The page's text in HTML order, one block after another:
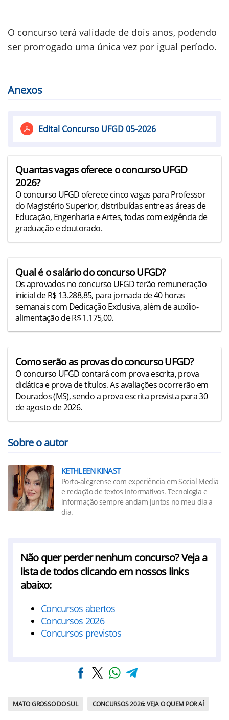
O concurso terá validade de dois anos, podendo
ser prorrogado uma única vez por igual período.
Anexos
Edital Concurso UFGD 05-2026
Quantas vagas oferece o concurso UFGD
2026?
O concurso UFGD oferece cinco vagas para Professor
do Magistério Superior, distribuídas entre as áreas de
Educação, Engenharia e Artes, todas com exigência de
graduação e doutorado.
Qual é o salário do concurso UFGD?
Os aprovados no concurso UFGD terão remuneração
inicial de R$ 13.288,85, para jornada de 40 horas
semanais com Dedicação Exclusiva, além de auxílio-
alimentação de R$ 1.175,00.
Como serão as provas do concurso UFGD?
O concurso UFGD contará com prova escrita, prova
didática e prova de títulos. As avaliações ocorrerão em
Dourados (MS), sendo a prova escrita prevista para 30
de agosto de 2026.
Sobre o autor
KETHLEEN KINAST
Porto-alegrense com experiência em Social Media
e redação de textos informativos. Tecnologia e
informação sempre andam juntos no meu dia a
dia.
Não quer perder nenhum concurso? Veja a
lista de todos clicando em nossos links
abaixo:
Concursos abertos
Concursos 2026
Concursos previstos
MATO GROSSO DO SUL CONCURSOS 2026: VEJA O QUEM POR AÍ